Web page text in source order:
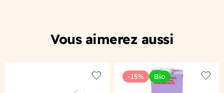
Vous aimerez aussi
Add to wishlist
-15% Bio